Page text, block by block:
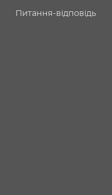
Питання-відповідь